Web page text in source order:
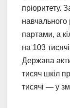
пріоритету.
навчального
партами, а
на 103
Держава
тисяч шкіл
тисячі — у